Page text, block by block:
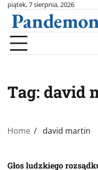
Skip
content
piątek, 7 sierpnia, 2026
Tag: david
Home david martin
Głos ludzkiego